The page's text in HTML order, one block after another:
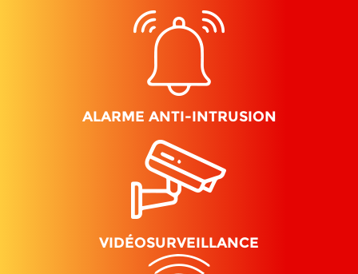
ALARME ANTI-INTRUSION
VIDÉOSURVEILLANCE